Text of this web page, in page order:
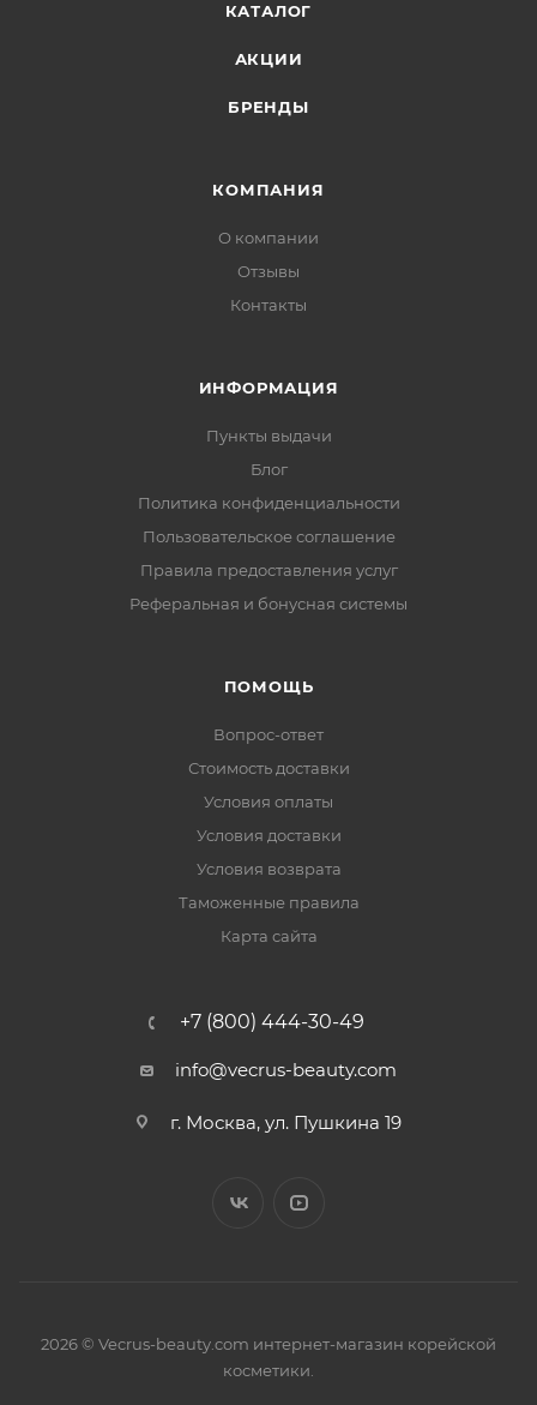
КАТАЛОГ
АКЦИИ
БРЕНДЫ
КОМПАНИЯ
О компании
Отзывы
Контакты
ИНФОРМАЦИЯ
Пункты выдачи
Блог
Политика конфиденциальности
Пользовательское соглашение
Правила предоставления услуг
Реферальная и бонусная системы
ПОМОЩЬ
Вопрос-ответ
Стоимость доставки
Условия оплаты
Условия доставки
Условия возврата
Таможенные правила
Карта сайта
+7 (800) 444-30-49
info@vecrus-beauty.com
г. Москва, ул. Пушкина 19
2026 © Vecrus-beauty.com интернет-магазин корейской
косметики.